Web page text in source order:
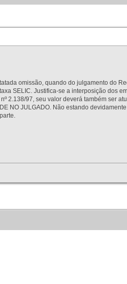
omissão, quando do julgamento do
SELIC. Justifica-se a interposição dos
2.138/97, seu valor deverá também ser
NO JULGADO. Não estando